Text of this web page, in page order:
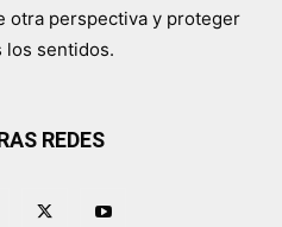
otra perspectiva y proteger
los sentidos.
REDES